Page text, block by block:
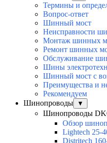
Термины и
Вопрос-ответ
Шинный мост
Неисправности
Монтаж шинных
Ремонт шинных
Обслуживание
Шины
Шинный мост с
Преимущества и
Рекомендуем
Шинопроводы
▼
Шинопроводы
Обзор
Lightech 25-
Distritech